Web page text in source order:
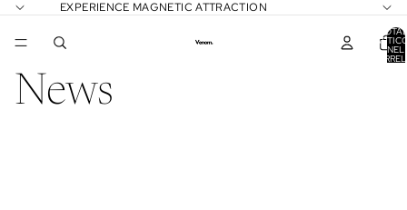
EXPERIENCE MAGNETIC ATTRACTION
NEL
News